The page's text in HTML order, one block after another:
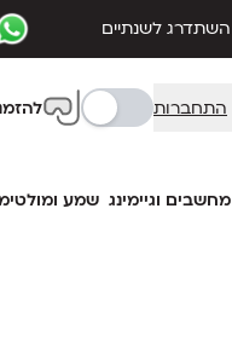
🚀שירות האחריות GoCarePlus השתדרג לשנתיים
התחברות
מחשבים וגיימינג שמע